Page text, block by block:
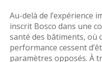
Au-delà de l’expérience
inscrit Bosco dans une
santé des bâtiments, où
performance cessent
paramètres opposés. À